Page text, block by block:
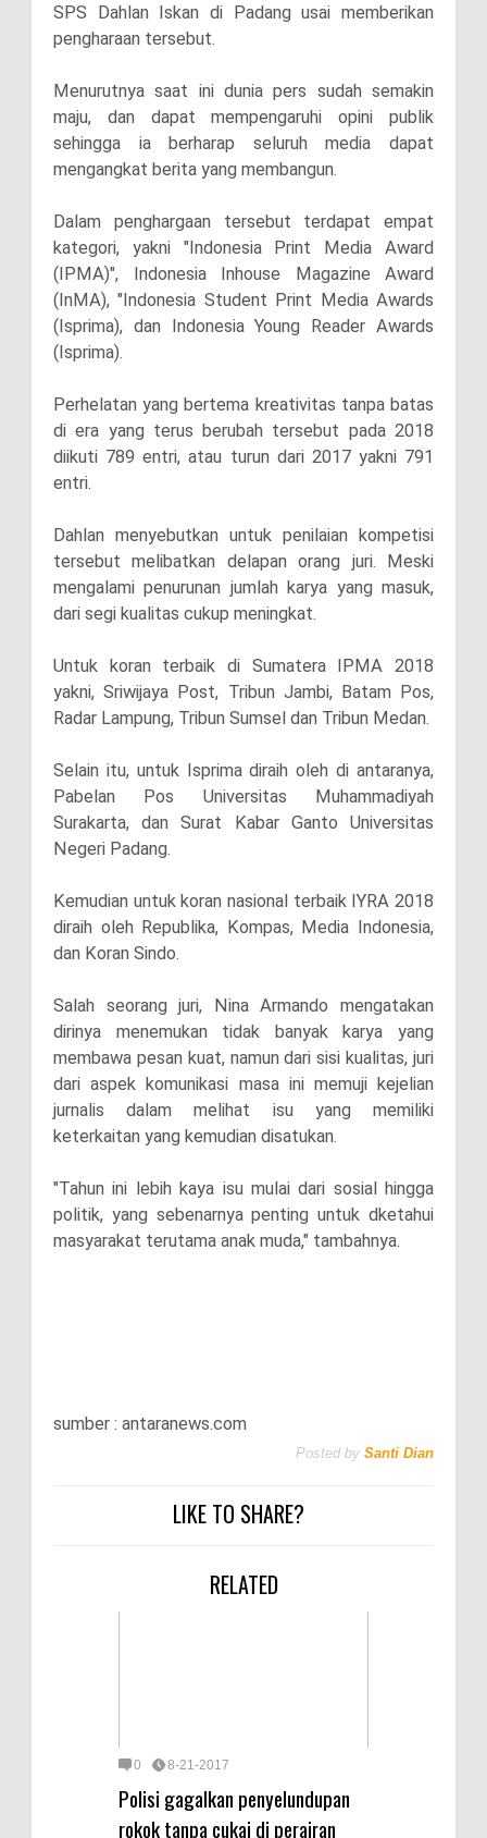
SPS Dahlan Iskan di Padang usai memberikan
pengharaan tersebut.
Menurutnya saat ini dunia pers sudah semakin
maju, dan dapat mempengaruhi opini publik
sehingga ia berharap seluruh media dapat
mengangkat berita yang membangun.
Dalam penghargaan tersebut terdapat empat
kategori, yakni "Indonesia Print Media Award
(IPMA)", Indonesia Inhouse Magazine Award
(InMA), "Indonesia Student Print Media Awards
(Isprima), dan Indonesia Young Reader Awards
(Isprima).
Perhelatan yang bertema kreativitas tanpa batas
di era yang terus berubah tersebut pada 2018
diikuti 789 entri, atau turun dari 2017 yakni 791
entri.
Dahlan menyebutkan untuk penilaian kompetisi
tersebut melibatkan delapan orang juri. Meski
mengalami penurunan jumlah karya yang masuk,
dari segi kualitas cukup meningkat.
Untuk koran terbaik di Sumatera IPMA 2018
yakni, Sriwijaya Post, Tribun Jambi, Batam Pos,
Radar Lampung, Tribun Sumsel dan Tribun Medan.
Selain itu, untuk Isprima diraih oleh di antaranya,
Pabelan Pos Universitas Muhammadiyah
Surakarta, dan Surat Kabar Ganto Universitas
Negeri Padang.
Kemudian untuk koran nasional terbaik IYRA 2018
diraih oleh Republika, Kompas, Media Indonesia,
dan Koran Sindo.
Salah seorang juri, Nina Armando mengatakan
dirinya menemukan tidak banyak karya yang
membawa pesan kuat, namun dari sisi kualitas, juri
dari aspek komunikasi masa ini memuji kejelian
jurnalis dalam melihat isu yang memiliki
keterkaitan yang kemudian disatukan.
"Tahun ini lebih kaya isu mulai dari sosial hingga
politik, yang sebenarnya penting untuk dketahui
masyarakat terutama anak muda," tambahnya.
sumber : antaranews.com
Posted by Santi Dian
LIKE TO SHARE?
RELATED
0 8-21-2017
Polisi gagalkan penyelundupan
rokok tanpa cukai di perairan